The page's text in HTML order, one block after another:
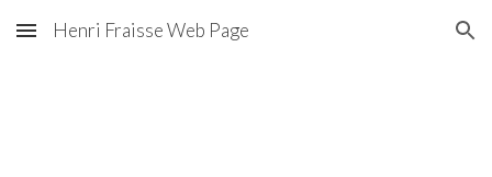
Skip to main content Skip to navigation
Henri Fraisse Web Page